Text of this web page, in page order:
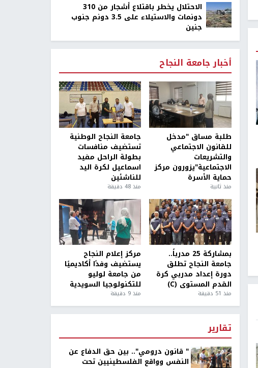
الاحتلال يخطر باقتلاع أشجار من 310
دونمات والاستيلاء على 3.5 دونم جنوب
جنين
أخبار جامعة النجاح
طلبة مساق "مدخل
للقانون الاجتماعي
والتشريعات
الاجتماعية"يزورون مركز
حماية الأسرة
منذ ثانية
جامعة النجاح الوطنية
تستضيف منافسات
بطولة الراحل مفيد
اسماعيل لكرة اليد
للناشئين
منذ 48 دقيقة
بمشاركة 25 مدرباً..
جامعة النجاح تطلق
دورة إعداد مدربي كرة
القدم المستوى (C)
منذ 51 دقيقة
مركز إعلام النجاح
يستضيف وفدًا أكاديميًا
من جامعة لوليو
للتكنولوجيا السويدية
منذ 9 دقيقة
تقارير
" قانون درومي".. بين حق الدفاع عن
النفس وواقع الفلسطينيين تحت